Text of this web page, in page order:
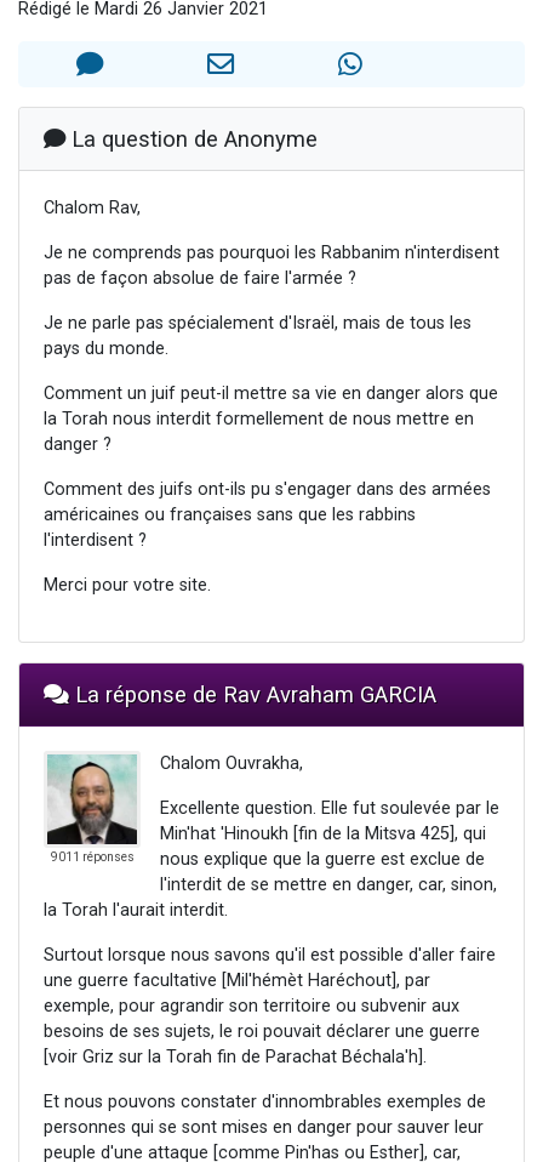
30 personnes viennent de faire un don pour Sauvez la jambe de Yohan
12 nouvelles musiques dans Torah-Box Music
29 personnes viennent de demander une bénédiction
Rédigé le Mardi 26 Janvier 2021
La question de Anonyme
Chalom Rav,
Je ne comprends pas pourquoi les Rabbanim n'interdisent
pas de façon absolue de faire l'armée ?
Je ne parle pas spécialement d'Israël, mais de tous les
pays du monde.
Comment un juif peut-il mettre sa vie en danger alors que
la Torah nous interdit formellement de nous mettre en
danger ?
Comment des juifs ont-ils pu s'engager dans des armées
américaines ou françaises sans que les rabbins
l'interdisent ?
Merci pour votre site.
La réponse de Rav Avraham GARCIA
9011 réponses
Chalom Ouvrakha,
Excellente question. Elle fut soulevée par le
Min'hat 'Hinoukh [fin de la Mitsva 425], qui
nous explique que la guerre est exclue de
l'interdit de se mettre en danger, car, sinon,
la Torah l'aurait interdit.
Surtout lorsque nous savons qu'il est possible d'aller faire
une guerre facultative [Mil'hémèt Haréchout], par
exemple, pour agrandir son territoire ou subvenir aux
besoins de ses sujets, le roi pouvait déclarer une guerre
[voir Griz sur la Torah fin de Parachat Béchala'h].
Et nous pouvons constater d'innombrables exemples de
personnes qui se sont mises en danger pour sauver leur
peuple d'une attaque [comme Pin'has ou Esther], car,